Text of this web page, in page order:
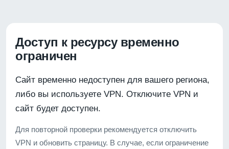
Доступ к ресурсу временно
ограничен
Сайт временно недоступен для вашего региона,
либо вы используете VPN. Отключите VPN и
сайт будет доступен.
Для повторной проверки рекомендуется отключить
VPN и обновить страницу. В случае, если ограничение